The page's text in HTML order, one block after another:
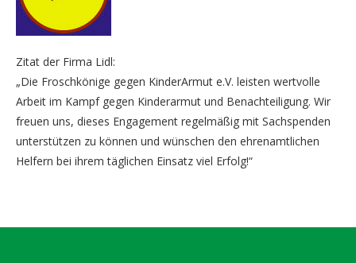
Zitat der Firma Lidl:
„Die Froschkönige gegen KinderArmut e.V. leisten wertvolle
Arbeit im Kampf gegen Kinderarmut und Benachteiligung. Wir
freuen uns, dieses Engagement regelmäßig mit Sachspenden
unterstützen zu können und wünschen den ehrenamtlichen
Helfern bei ihrem täglichen Einsatz viel Erfolg!“